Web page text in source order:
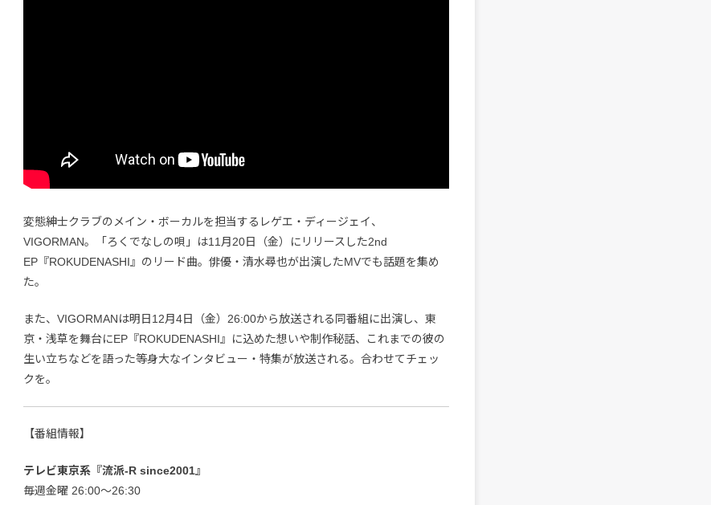
変態紳士クラブのメイン・ボーカルを担当するレゲエ・ディージェイ、
VIGORMAN。「ろくでなしの唄」は11月20日（金）にリリースした2nd
EP『ROKUDENASHI』のリード曲。俳優・清水尋也が出演したMVでも話題を集め
た。
また、VIGORMANは明日12月4日（金）26:00から放送される同番組に出演し、東
京・浅草を舞台にEP『ROKUDENASHI』に込めた想いや制作秘話、これまでの彼の
生い立ちなどを語った等身大なインタビュー・特集が放送される。合わせてチェッ
クを。
【番組情報】
テレビ東京系『流派-R since2001』
毎週金曜 26:00〜26:30